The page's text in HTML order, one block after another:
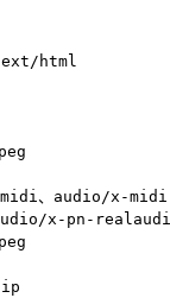
text/html
、audio/x-midi
x-pn-